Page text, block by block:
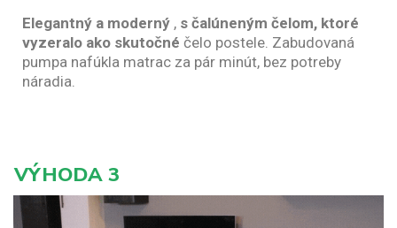
Elegantný a moderný , s čalúneným čelom, ktoré
vyzeralo ako skutočné čelo postele. Zabudovaná
pumpa nafúkla matrac za pár minút, bez potreby
náradia.
VÝHODA 3